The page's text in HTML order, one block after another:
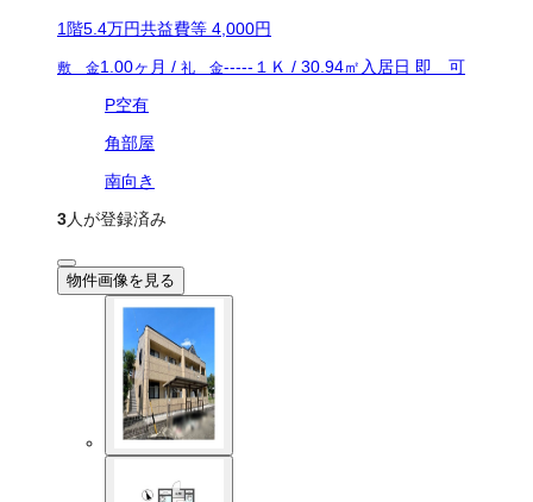
1階5.4万円共益費等 4,000円
敷 金1.00ヶ月 / 礼 金----- １Ｋ / 30.94㎡ 入居日 即 可
P空有
角部屋
南向き
3人が登録済み
物件画像を見る